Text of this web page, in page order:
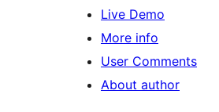
Live Demo
More info
User Comments
About author